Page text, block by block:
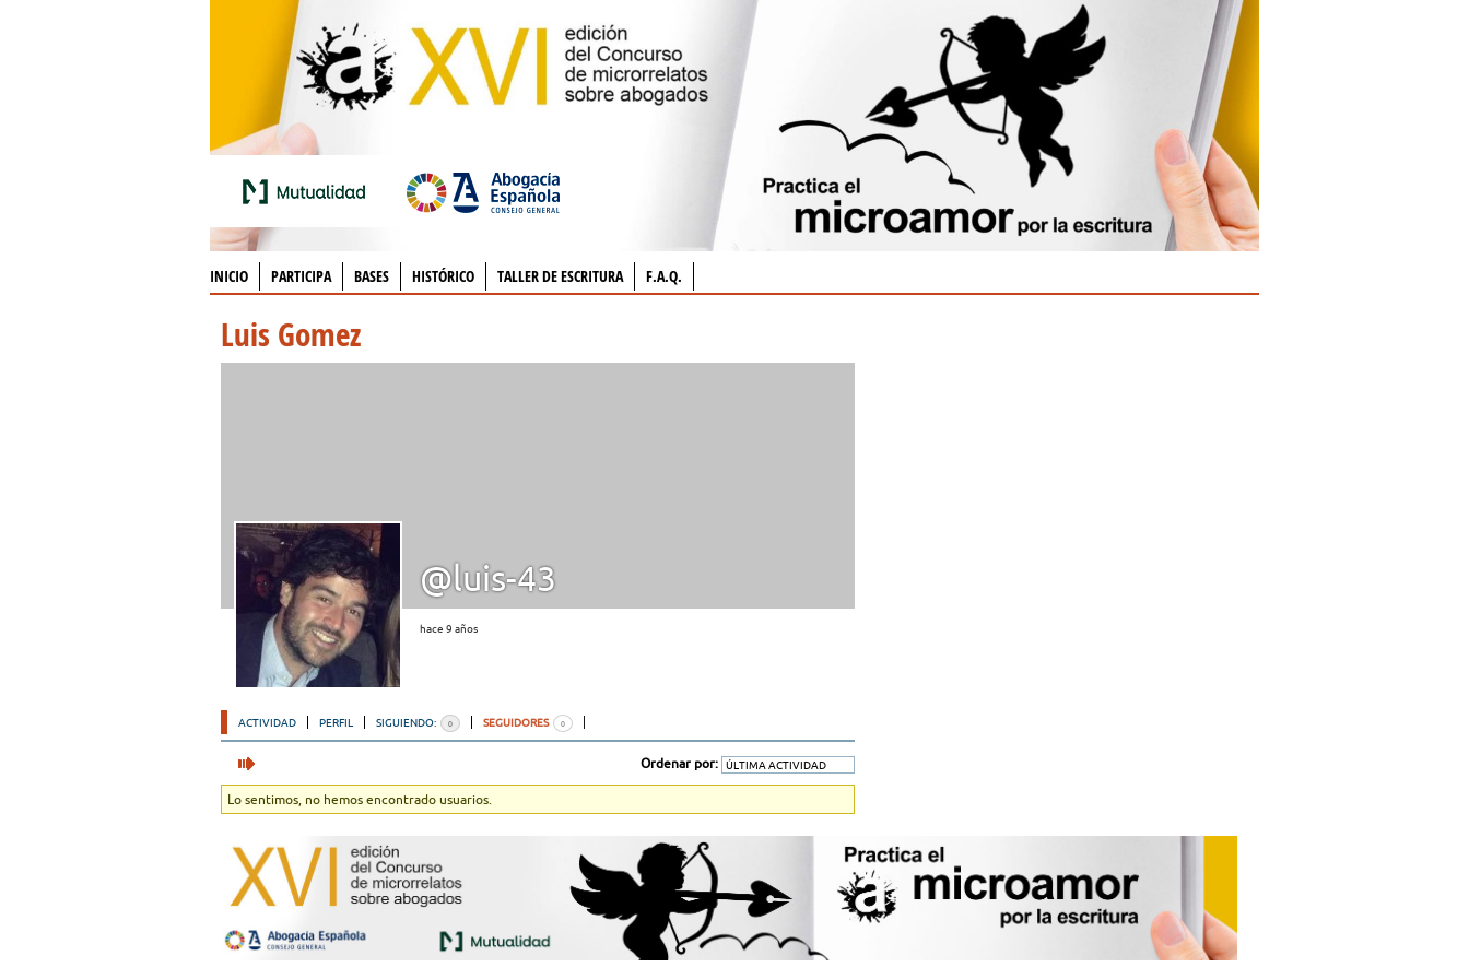
INICIO PARTICIPA BASES HISTÓRICO TALLER DE ESCRITURA F.A.Q.
Luis Gomez
@luis-43
hace 9 años
ACTIVIDAD PERFIL SIGUIENDO: 0 SEGUIDORES 0
Ordenar por:
Lo sentimos, no hemos encontrado usuarios.